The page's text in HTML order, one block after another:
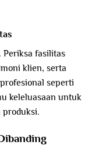
Periksa fasilitas
klien, serta
seperti
keleluasaan untuk
produksi.